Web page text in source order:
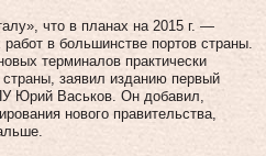
что в планах на 2015 г. —
в большинстве портов страны.
терминалов практически
заявил изданию первый
Юрий Васьков. Он добавил,
нового правительства,